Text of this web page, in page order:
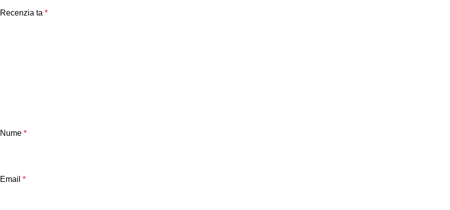
Recenzia ta *
Nume *
Email *